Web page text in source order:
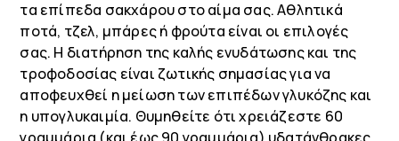
τα επίπεδα σακχάρου στο αίμα σας. Αθλητικά
ποτά, τζελ, μπάρες ή φρούτα είναι οι επιλογές
σας. Η διατήρηση της καλής ενυδάτωσης και της
τροφοδοσίας είναι ζωτικής σημασίας για να
αποφευχθεί η μείωση των επιπέδων γλυκόζης και
η υπογλυκαιμία. Θυμηθείτε ότι χρειάζεστε 60